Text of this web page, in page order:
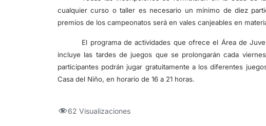
cualquier curso o taller es necesario un mínimo de diez
premios de los campeonatos será en vales canjeables en
El programa de actividades que ofrece el Área de
incluye las tardes de juegos que se prolongarán cada
participantes podrán jugar gratuitamente a los diferentes
Casa del Niño, en horario de 16 a 21 horas.
62 Visualizaciones